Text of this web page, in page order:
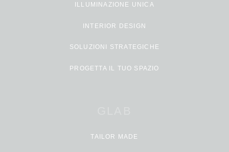
ILLUMINAZIONE UNICA
INTERIOR DESIGN
SOLUZIONI STRATEGICHE
PROGETTA IL TUO SPAZIO
TAILOR MADE